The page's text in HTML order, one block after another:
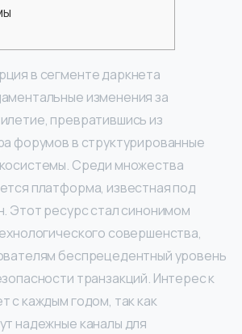
в сегменте даркнета
изменения за
превратившись из
форумов в структурированные
Среди множества
платформа, известная под
Этот ресурс стал синонимом
совершенства,
беспрецедентный уровень
транзакций. Интерес к
с каждым годом, так как
надежные каналы для